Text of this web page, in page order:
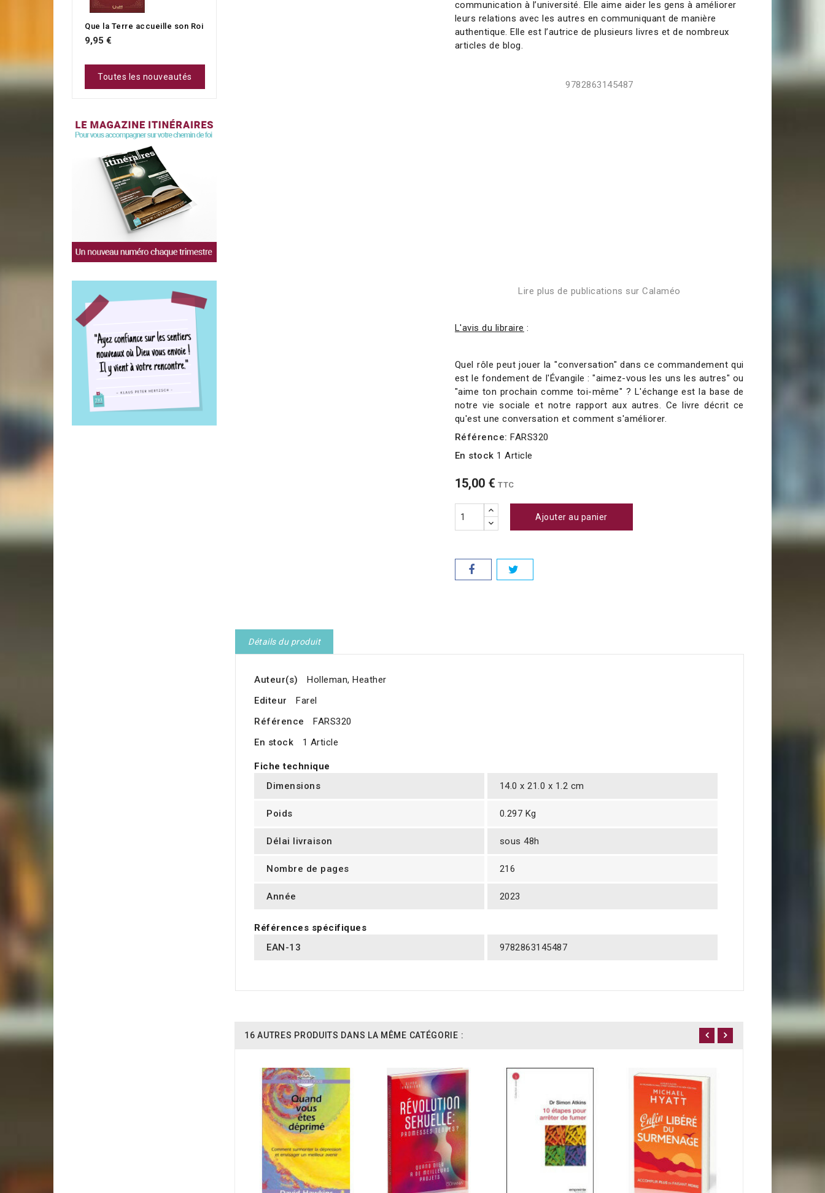
communication à l’université. Elle aime aider les gens à améliorer
leurs relations avec les autres en communiquant de manière
authentique. Elle est l’autrice de plusieurs livres et de nombreux
articles de blog.
9782863145487
Lire plus de publications sur Calaméo
L'avis du libraire :
Quel rôle peut jouer la "conversation" dans ce commandement qui
est le fondement de l'Évangile : "aimez-vous les uns les autres" ou
"aime ton prochain comme toi-même" ? L'échange est la base de
notre vie sociale et notre rapport aux autres. Ce livre décrit ce
qu'est une conversation et comment s'améliorer.
Référence: FARS320
En stock 1 Article
15,00 € TTC
Ajouter au panier
Détails du produit
Auteur(s)
Holleman, Heather
Editeur
Farel
Référence
FARS320
En stock
1 Article
Fiche technique
Dimensions
14.0 x 21.0 x 1.2 cm
Poids 0.297 Kg
Délai livraison sous 48h
Nombre de pages 216
Année 2023
Références spécifiques
EAN-13
9782863145487
16 AUTRES PRODUITS DANS LA MÊME CATÉGORIE :
Que la Terre accueille son Roi
9,95 €
Toutes les nouveautés